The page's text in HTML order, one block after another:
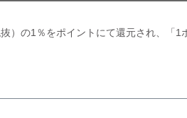
）の1％をポイントにて還元され、「